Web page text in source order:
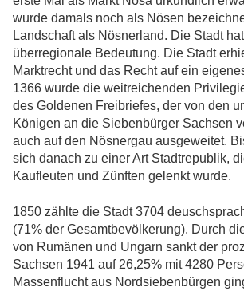
wurde damals noch als Nösen
Landschaft als Nösnerland. Die Stadt
überregionale Bedeutung. Die Stadt
Marktrecht und das Recht auf ein
1366 wurde die weitreichenden
des Goldenen Freibriefes, der von den
Königen an die Siebenbürger Sachsen
auch auf den Nösnergau ausgeweitet.
sich danach zu einer Art Stadtrepublik,
Kaufleuten und Zünften gelenkt wurde.
1850 zählte die Stadt 3704
(71% der Gesamtbevölkerung). Durch
von Rumänen und Ungarn sankt der
Sachsen 1941 auf 26,25% mit 4280
Massenflucht aus Nordsiebenbürgen